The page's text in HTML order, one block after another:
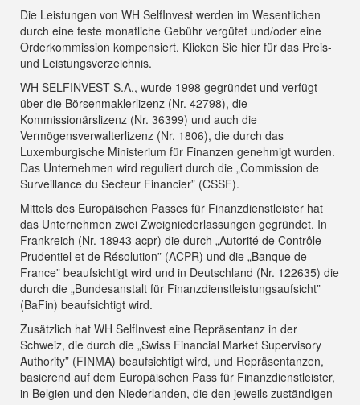
Die Leistungen von WH SelfInvest werden im Wesentlichen
durch eine feste monatliche Gebühr vergütet und/oder eine
Orderkommission kompensiert. Klicken Sie hier für das Preis-
und Leistungsverzeichnis.
WH SELFINVEST S.A., wurde 1998 gegründet und verfügt
über die Börsenmaklerlizenz (Nr. 42798), die
Kommissionärslizenz (Nr. 36399) und auch die
Vermögensverwalterlizenz (Nr. 1806), die durch das
Luxemburgische Ministerium für Finanzen genehmigt wurden.
Das Unternehmen wird reguliert durch die „Commission de
Surveillance du Secteur Financier” (CSSF).
Mittels des Europäischen Passes für Finanzdienstleister hat
das Unternehmen zwei Zweigniederlassungen gegründet. In
Frankreich (Nr. 18943 acpr) die durch „Autorité de Contrôle
Prudentiel et de Résolution” (ACPR) und die „Banque de
France” beaufsichtigt wird und in Deutschland (Nr. 122635) die
durch die „Bundesanstalt für Finanzdienstleistungsaufsicht”
(BaFin) beaufsichtigt wird.
Zusätzlich hat WH SelfInvest eine Repräsentanz in der
Schweiz, die durch die „Swiss Financial Market Supervisory
Authority” (FINMA) beaufsichtigt wird, und Repräsentanzen,
basierend auf dem Europäischen Pass für Finanzdienstleister,
in Belgien und den Niederlanden, die den jeweils zuständigen